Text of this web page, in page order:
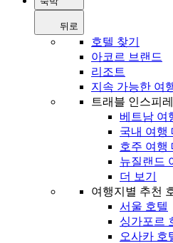
뒤로
호텔 찾기
아코르 브랜드
리조트
지속 가능한 여
트래블 인스피
베트남 여
국내 여행
호주 여행
뉴질랜드
더 보기
여행지별 추천
서울 호텔
싱가포르
오사카 호